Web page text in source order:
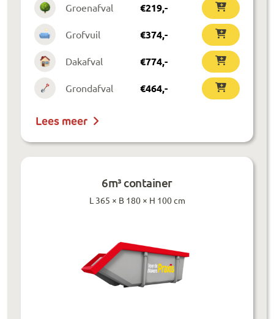
Groenafval €219,-
Grofvuil €374,-
Dakafval €774,-
Grondafval €464,-
Lees meer
6m³ container
L 365 × B 180 × H 100 cm